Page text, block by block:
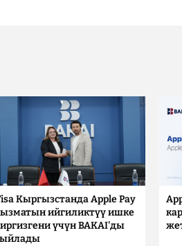
Кыргызстанда Apple Pay
ийгиликтүү ишке
үчүн BAKAI'ды